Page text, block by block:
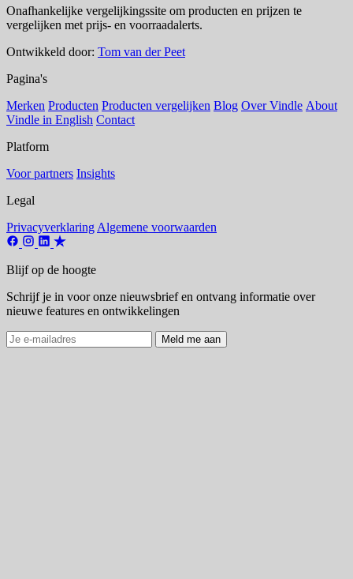
Onafhankelijke vergelijkingssite om producten en prijzen te
vergelijken met prijs- en voorraadalerts.
Ontwikkeld door: Tom van der Peet
Pagina's
Merken Producten Producten vergelijken Blog Over Vindle About
Vindle in English Contact
Platform
Voor partners Insights
Legal
Privacyverklaring Algemene voorwaarden
Blijf op de hoogte
Schrijf je in voor onze nieuwsbrief en ontvang informatie over
nieuwe features en ontwikkelingen
Meld me aan